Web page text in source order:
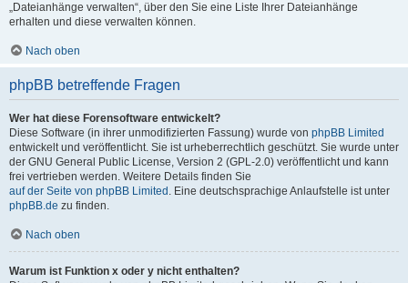
„Dateianhänge verwalten“, über den Sie eine Liste Ihrer Dateianhänge
erhalten und diese verwalten können.
Nach oben
phpBB betreffende Fragen
Wer hat diese Forensoftware entwickelt?
Diese Software (in ihrer unmodifizierten Fassung) wurde von phpBB Limited
entwickelt und veröffentlicht. Sie ist urheberrechtlich geschützt. Sie wurde unter
der GNU General Public License, Version 2 (GPL-2.0) veröffentlicht und kann
frei vertrieben werden. Weitere Details finden Sie
auf der Seite von phpBB Limited . Eine deutschsprachige Anlaufstelle ist unter
phpBB.de zu finden.
Nach oben
Warum ist Funktion x oder y nicht enthalten?